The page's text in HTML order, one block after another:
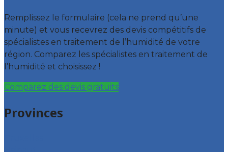
Remplissez le formulaire (cela ne prend qu’une
minute) et vous recevrez des devis compétitifs de
spécialistes en traitement de l’humidité de votre
région. Comparez les spécialistes en traitement de
l’humidité et choisissez !
Comparez des devis gratuits
Provinces